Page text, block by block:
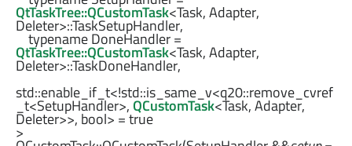
QtTaskTree::QCustomTask<Task, Adapter
Deleter>::TaskSetupHandler,
QtTaskTree::QCustomTask<Task, Adapter
Deleter>::TaskDoneHandler,
std::enable_if_t<!std::is_same_v<q20::remove_cvref
_t<SetupHandler>, QCustomTask<Task, Adapter
Deleter>>, bool> = true